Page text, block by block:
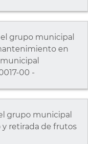
grupo municipal
en
00 -
grupo municipal
y retirada de frutos